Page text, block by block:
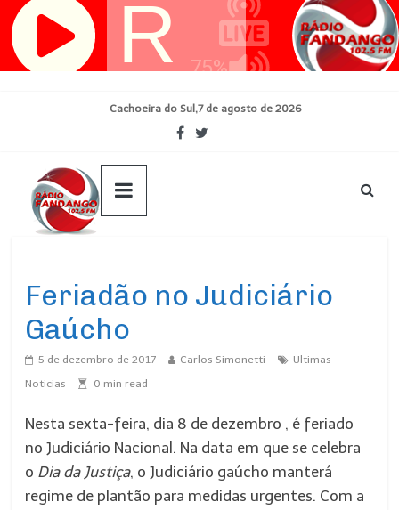
Pular
para
Cachoeira do Sul,7 de agosto de 2026
Feriadão no Judiciário
Gaúcho
5 de dezembro de 2017 Carlos Simonetti
Ultimas
Noticias
0 min read
Nesta sexta-feira, dia 8 de dezembro , é feriado
no Judiciário Nacional. Na data em que se celebra
o Dia da Justiça, o Judiciário gaúcho manterá
regime de plantão para medidas urgentes. Com a